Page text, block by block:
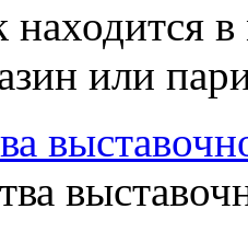
находится
или